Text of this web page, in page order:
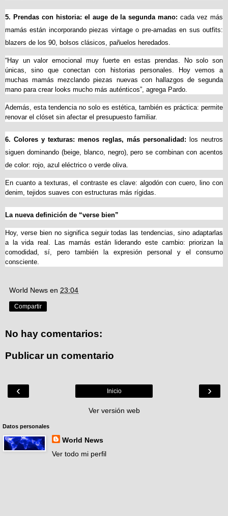
5. Prendas con historia: el auge de la segunda mano: cada vez más
mamás están incorporando piezas vintage o pre-amadas en sus outfits:
blazers de los 90, bolsos clásicos, pañuelos heredados.
“Hay un valor emocional muy fuerte en estas prendas. No solo son
únicas, sino que conectan con historias personales. Hoy vemos a
muchas mamás mezclando piezas nuevas con hallazgos de segunda
mano para crear looks mucho más auténticos”, agrega Pardo.
Además, esta tendencia no solo es estética, también es práctica: permite
renovar el clóset sin afectar el presupuesto familiar.
6. Colores y texturas: menos reglas, más personalidad:
los neutros
siguen dominando (beige, blanco, negro), pero se combinan con acentos
de color: rojo, azul eléctrico o verde oliva.
En cuanto a texturas, el contraste es clave: algodón con cuero, lino con
denim, tejidos suaves con estructuras más rígidas.
La nueva definición de “verse bien”
Hoy, verse bien no significa seguir todas las tendencias, sino adaptarlas
a la vida real. Las mamás están liderando este cambio: priorizan la
comodidad, sí, pero también la expresión personal y el consumo
consciente.
World News en 23:04
Compartir
No hay comentarios:
Publicar un comentario
‹ ›
Inicio
Ver versión web
Datos personales
World News
Ver todo mi perfil